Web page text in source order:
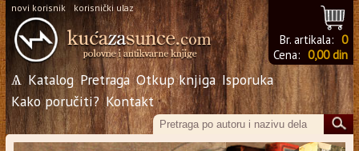
novi korisnik korisnički ulaz
Br. artikala: 0
Cena: 0,00 din
Ѧ Katalog Pretraga Otkup knjiga Isporuka
Kako poručiti? Kontakt